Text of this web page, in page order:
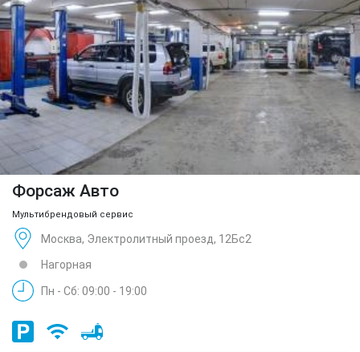
Форсаж Авто
Мультибрендовый сервис
Москва, Электролитный проезд, 12Бс2
Нагорная
Пн - Сб: 09:00 - 19:00